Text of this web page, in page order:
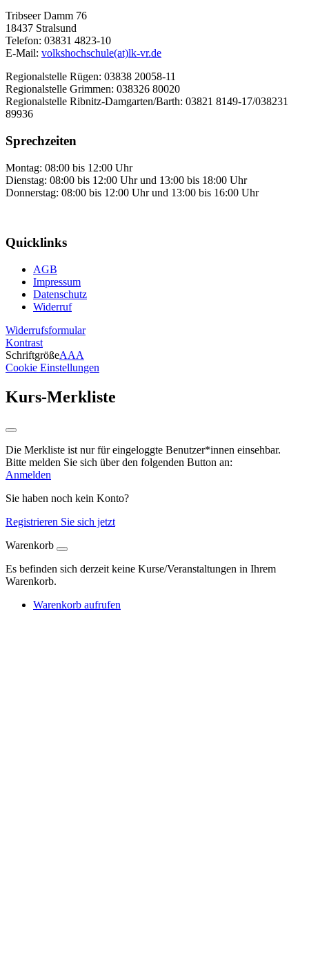
Tribseer Damm 76
18437 Stralsund
Telefon: 03831 4823-10
E-Mail: volkshochschule(at)lk-vr.de
Regionalstelle Rügen: 03838 20058-11
Regionalstelle Grimmen: 038326 80020
Regionalstelle Ribnitz-Damgarten/Barth: 03821 8149-17/038231
89936
Sprechzeiten
Montag: 08:00 bis 12:00 Uhr
Dienstag: 08:00 bis 12:00 Uhr und 13:00 bis 18:00 Uhr
Donnerstag: 08:00 bis 12:00 Uhr und 13:00 bis 16:00 Uhr
Quicklinks
AGB
Impressum
Datenschutz
Widerruf
Widerrufsformular
Kontrast
SchriftgrößeAAA
Cookie Einstellungen
Kurs-Merkliste
Die Merkliste ist nur für eingeloggte Benutzer*innen einsehbar.
Bitte melden Sie sich über den folgenden Button an:
Anmelden
Sie haben noch kein Konto?
Registrieren Sie sich jetzt
Warenkorb
Es befinden sich derzeit keine Kurse/Veranstaltungen in Ihrem
Warenkorb.
Warenkorb aufrufen